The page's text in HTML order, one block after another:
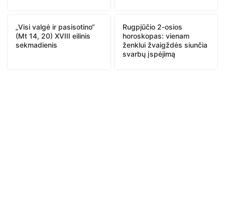
„Visi valgė ir pasisotino“
(Mt 14, 20) XVIII eilinis
sekmadienis
Rugpjūčio 2-osios
horoskopas: vienam
ženklui žvaigždės siunčia
svarbų įspėjimą